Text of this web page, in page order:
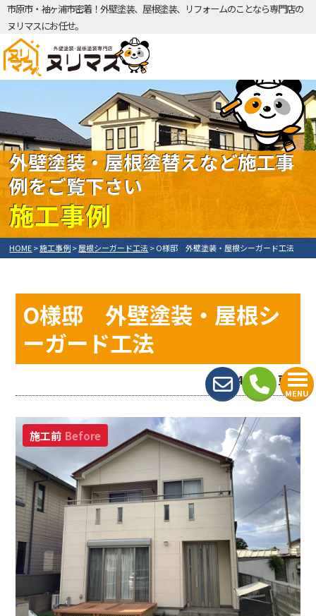
市原市・袖ヶ浦市密着！外壁塗装、屋根塗装、リフォームのことなら専門店の
ヌリマスにお任せ。
MENU
外壁塗装・屋根塗替えなど施工事
例をご覧下さい
施工事例
HOME>施工事例>屋根シーガード工法>O様邸 外壁塗装・屋根シーガード工法
O様邸 外壁塗装・屋根シ
ーガード工法
2024.01.21 更新
施工前 Before